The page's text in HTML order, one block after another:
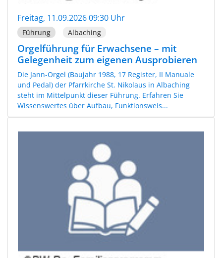
Freitag, 11.09.2026 09:30 Uhr
Führung Albaching
Orgelführung für Erwachsene – mit
Gelegenheit zum eigenen Ausprobieren
Die Jann-Orgel (Baujahr 1988, 17 Register, II Manuale
und Pedal) der Pfarrkirche St. Nikolaus in Albaching
steht im Mittelpunkt dieser Führung. Erfahren Sie
Wissenswertes über Aufbau, Funktionsweis...